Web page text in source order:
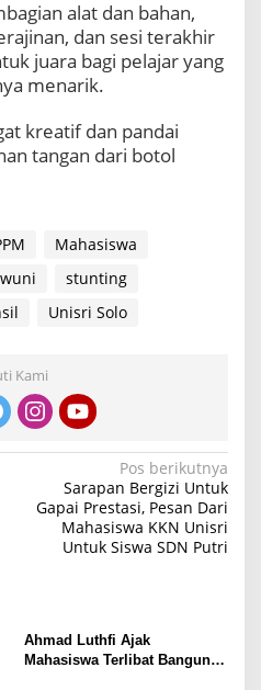
alat dan bahan,
dan sesi terakhir
juara bagi pelajar yang
menarik.
kreatif dan pandai
tangan dari botol
Mahasiswa
stunting
Unisri Solo
Kami
Pos berikutnya
Sarapan Bergizi Untuk
Gapai Prestasi, Pesan Dari
Mahasiswa KKN Unisri
Untuk Siswa SDN Putri
Ahmad Luthfi Ajak
Mahasiswa Terlibat Bangun